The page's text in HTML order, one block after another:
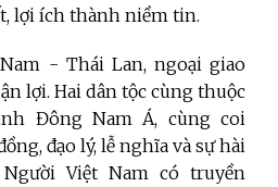
lợi ích thành niềm tin.
- Thái Lan, ngoại giao
lợi. Hai dân tộc cùng thuộc
Đông Nam Á, cùng coi
đạo lý, lễ nghĩa và sự hài
Việt Nam có truyền